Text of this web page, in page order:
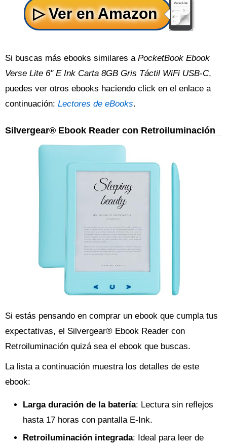
Si buscas más ebooks similares a PocketBook Ebook
Verse Lite 6" E Ink Carta 8GB Gris Táctil WiFi USB-C,
puedes ver otros ebooks haciendo click en el enlace a
continuación: Lectores de eBooks.
Silvergear® Ebook Reader con Retroiluminación
Si estás pensando en comprar un ebook que cumpla tus
expectativas, el Silvergear® Ebook Reader con
Retroiluminación quizá sea el ebook que buscas.
La lista a continuación muestra los detalles de este
ebook:
Larga duración de la batería: Lectura sin reflejos
hasta 17 horas con pantalla E-Ink.
Retroiluminación integrada: Ideal para leer de